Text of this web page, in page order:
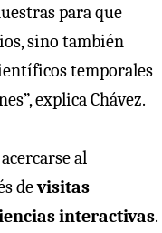
para que
sino también
temporales
explica Chávez.
al
devisitas
interactivas.